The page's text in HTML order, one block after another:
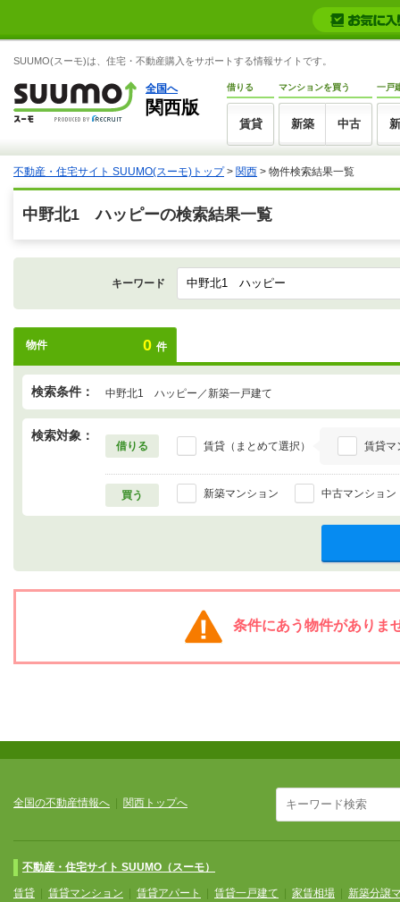
SUUMO(スーモ)は、住宅・不動産購入をサポートする情報サイトです。
全国へ
関西版
借りる
賃貸
マンションを買う
新築 中古
一戸
不動産・住宅サイト SUUMO(スーモ)トップ> 関西 > 物件検索結果一覧
中野北1 ハッピーの検索結果一覧
キーワード
物件 0 件
検索条件： 中野北1 ハッピー／新築一戸建て
検索対象：
借りる 賃貸（まとめて選択） 賃貸マ
買う 新築マンション 中古マンション
条件にあう物件がありま
全国の不動産情報へ 関西トップへ
不動産・住宅サイト SUUMO（スーモ）
賃貸 賃貸マンション 賃貸アパート 賃貸一戸建て 家賃相場
新築分譲